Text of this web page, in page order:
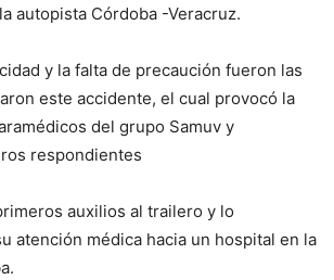
autopista Córdoba -Veracruz.
y la falta de precaución fueron las
este accidente, el cual provocó la
del grupo Samuv y
respondientes
auxilios al trailero y lo
atención médica hacia un hospital en la